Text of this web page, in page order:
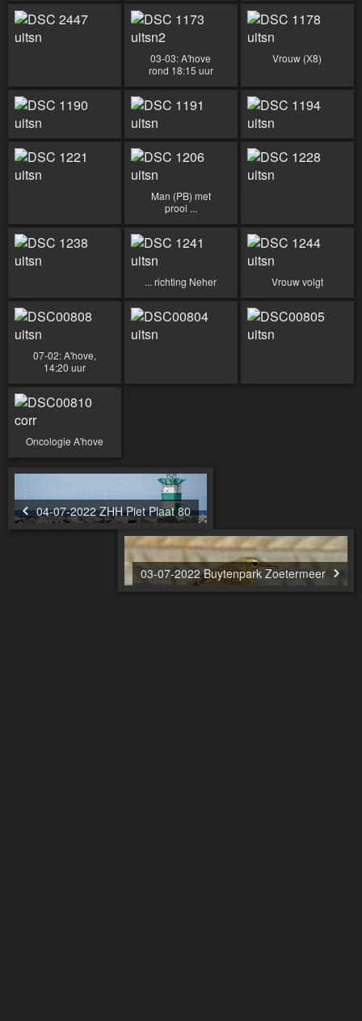
03-03: A'hove
rond 18:15 uur
Vrouw (X8)
Man (PB) met
prooi ...
... richting Neher Vrouw volgt
07-02: A'hove,
14:20 uur
Oncologie A'hove
04-07-2022 ZHH Piet Plaat 80
03-07-2022 Buytenpark Zoetermeer